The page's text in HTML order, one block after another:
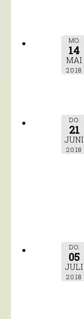
MO.
14
MAI
2018
DO.
21
JUNI
2018
DO.
05
JULI
2018